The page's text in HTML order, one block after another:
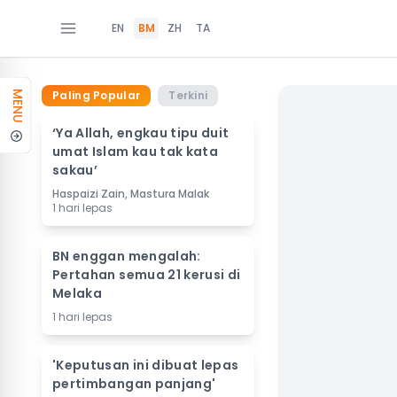
EN BM ZH TA
MENU Paling Popular Terkini
‘Ya Allah, engkau tipu duit
umat Islam kau tak kata
sakau’
Haspaizi Zain, Mastura Malak
1 hari lepas
BN enggan mengalah:
Pertahan semua 21 kerusi di
Melaka
1 hari lepas
'Keputusan ini dibuat lepas
pertimbangan panjang'